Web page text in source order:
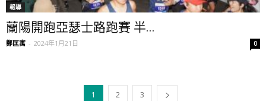
報導
蘭陽開跑亞瑟士路跑賽 半...
鄭匡寓 - 2024年1月21日 0
1 2 3